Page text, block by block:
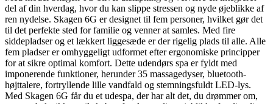
del af din hverdag, hvor du kan slippe stressen og nyde øjeblikke af
ren nydelse. Skagen 6G er designet til fem personer, hvilket gør det
til det perfekte sted for familie og venner at samles. Med fire
siddepladser og et lækkert liggesæde er der rigelig plads til alle. Alle
fem pladser er omhyggeligt udformet efter ergonomiske principper
for at sikre optimal komfort. Dette udendørs spa er fyldt med
imponerende funktioner, herunder 35 massagedyser, bluetooth-
højttalere, fortryllende lille vandfald og stemningsfuldt LED-lys.
Med Skagen 6G får du et udespa, der har alt det, du drømmer om,